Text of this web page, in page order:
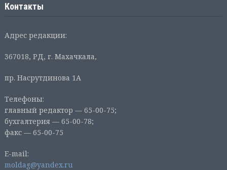
Контакты
Адрес редакции:
367018, РД, г. Махачкала,
пр. Насрутдинова 1А
Телефоны:
главный редактор — 65-00-75;
бухгалтерия — 65-00-78;
факс — 65-00-75
E-mail:
moldag@yandex.ru